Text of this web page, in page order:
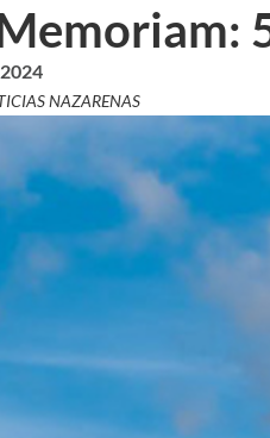
NAZARENAS